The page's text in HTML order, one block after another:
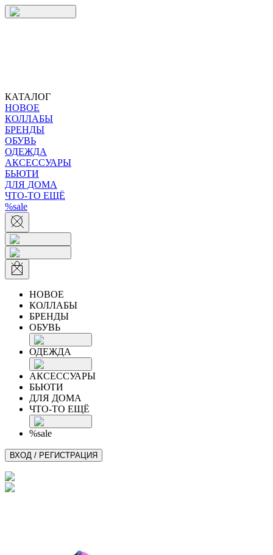
КАТАЛОГ
НОВОЕ
КОЛЛАБЫ
БРЕНДЫ
ОБУВЬ
ОДЕЖДА
АКСЕССУАРЫ
БЬЮТИ
ДЛЯ ДОМА
ЧТО-ТО ЕЩЁ
%sale
НОВОЕ
КОЛЛАБЫ
БРЕНДЫ
ОБУВЬ
ОДЕЖДА
АКСЕССУАРЫ
БЬЮТИ
ДЛЯ ДОМА
ЧТО-ТО ЕЩЁ
%sale
ВХОД / РЕГИСТРАЦИЯ